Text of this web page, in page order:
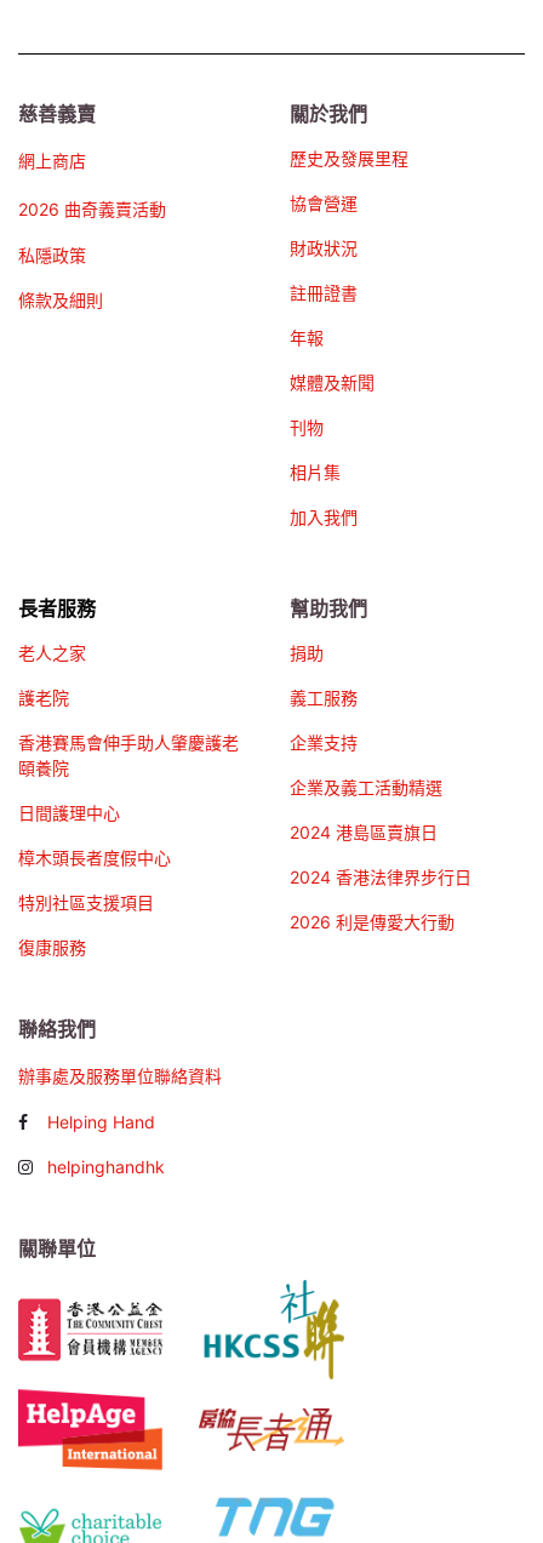
慈善義賣
網上商店
2026 曲奇義賣活動
私隱政策
條款及細則
關於我們
歷史及發展里程
協會營運
財政狀況
註冊證書
年報
媒體及新聞
刊物
相片集
加入我們
長者服務
老人之家
護老院
香港賽馬會伸手助人肇慶護老
頤養院
日間護理中心
樟木頭長者度假中心
特別社區支援項目
復康服務
幫助我們
捐助
義工服務
企業支持
企業及義工活動精選
2024 港島區賣旗日
2024 香港法律界步行日
2026 利是傳愛大行動
聯絡我們
辦事處及服務單位聯絡資料
Helping Hand
helpinghandhk
關聯單位